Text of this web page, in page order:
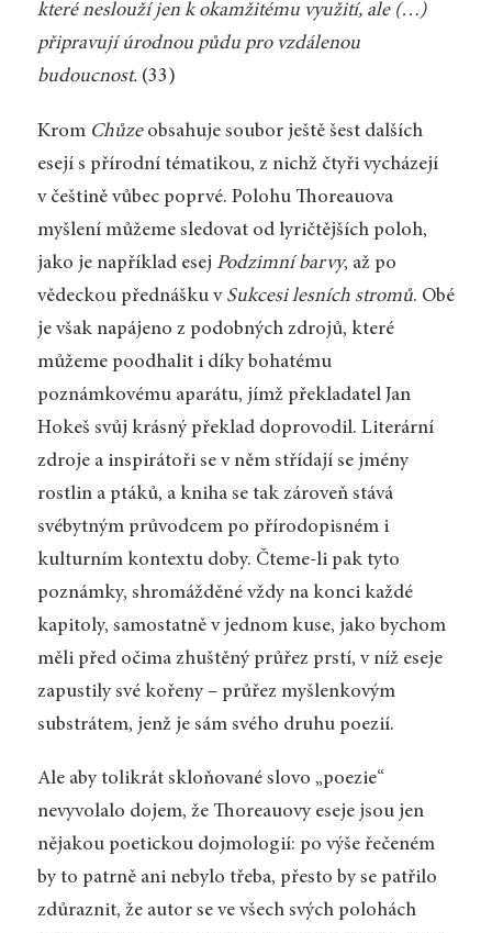
které neslouží jen k okamžitému využití, ale (…)
připravují úrodnou půdu pro vzdálenou
budoucnost.(33)
Krom Chůzeobsahuje soubor ještě šest dalších
esejí s přírodní tématikou, z nichž čtyři vycházejí
v češtině vůbec poprvé. Polohu Thoreauova
myšlení můžeme sledovat od lyričtějších poloh,
jako je například esej Podzimní barvy, až po
vědeckou přednášku v Sukcesi lesních stromů. Obé
je však napájeno z podobných zdrojů, které
můžeme poodhalit i díky bohatému
poznámkovému aparátu, jímž překladatel Jan
Hokeš svůj krásný překlad doprovodil. Literární
zdroje a inspirátoři se v něm střídají se jmény
rostlin a ptáků, a kniha se tak zároveň stává
svébytným průvodcem po přírodopisném i
kulturním kontextu doby. Čteme-li pak tyto
poznámky, shromážděné vždy na konci každé
kapitoly, samostatně v jednom kuse, jako bychom
měli před očima zhuštěný průřez prstí, v níž eseje
zapustily své kořeny – průřez myšlenkovým
substrátem, jenž je sám svého druhu poezií.
Ale aby tolikrát skloňované slovo „poezie“
nevyvolalo dojem, že Thoreauovy eseje jsou jen
nějakou poetickou dojmologií: po výše řečeném
by to patrně ani nebylo třeba, přesto by se patřilo
zdůraznit, že autor se ve všech svých polohách